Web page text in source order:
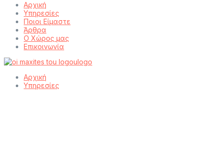
Αρχική
Υπηρεσίες
Ποιοι Είμαστε
Άρθρα
Ο Χώρος μας
Επικοινωνία
Αρχική
Υπηρεσίες